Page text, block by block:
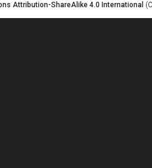
Attribution-ShareAlike 4.0 International